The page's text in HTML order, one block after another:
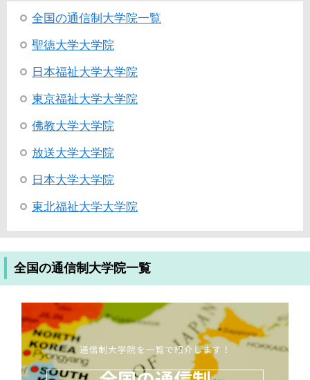
全国の通信制大学院一覧
聖徳大学大学院
日本福祉大学大学院
東京福祉大学大学院
佛教大学大学院
放送大学大学院
日本大学大学院
東北福祉大学大学院
全国の通信制大学院一覧